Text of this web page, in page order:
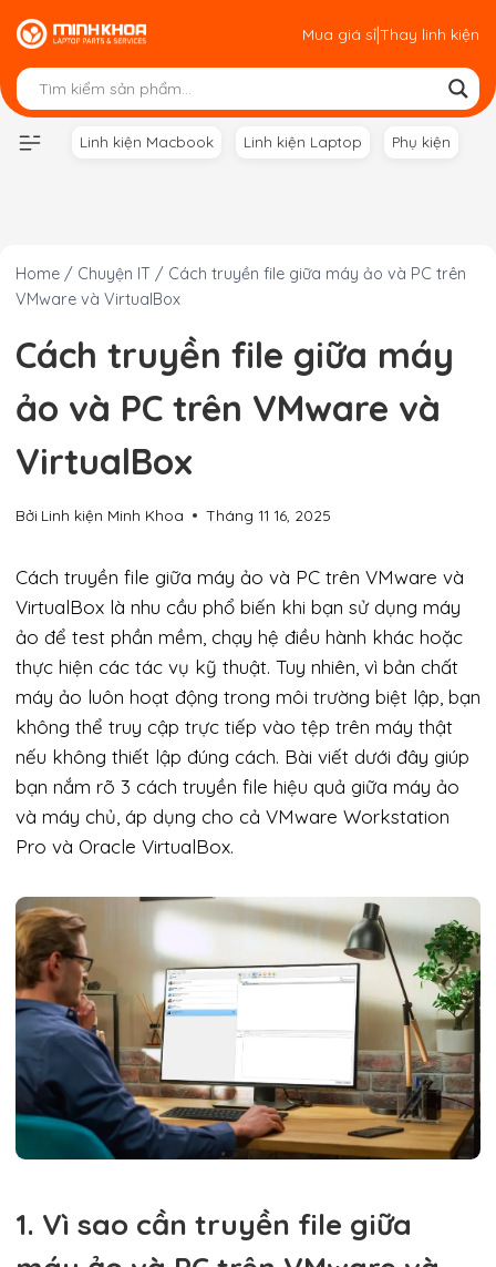
Skip
to
content
Mua giá sỉ|Thay linh kiện
Linh kiện Macbook Linh kiện Laptop Phụ kiện
Home / Chuyện IT / Cách truyền file giữa máy ảo và PC trên
VMware và VirtualBox
Cách truyền file giữa máy
ảo và PC trên VMware và
VirtualBox
Bởi Linh kiện Minh Khoa Tháng 11 16, 2025
Cách truyền file giữa máy ảo và PC trên VMware và
VirtualBox là nhu cầu phổ biến khi bạn sử dụng máy
ảo để test phần mềm, chạy hệ điều hành khác hoặc
thực hiện các tác vụ kỹ thuật. Tuy nhiên, vì bản chất
máy ảo luôn hoạt động trong môi trường biệt lập, bạn
không thể truy cập trực tiếp vào tệp trên máy thật
nếu không thiết lập đúng cách. Bài viết dưới đây giúp
bạn nắm rõ 3 cách truyền file hiệu quả giữa máy ảo
và máy chủ, áp dụng cho cả VMware Workstation
Pro và Oracle VirtualBox.
1. Vì sao cần truyền file giữa